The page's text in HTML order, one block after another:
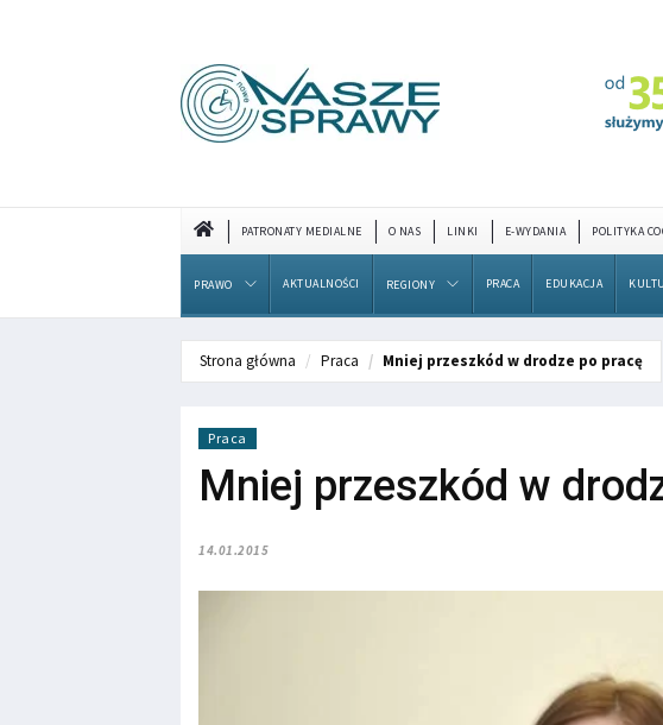
PATRONATY MEDIALNE O NAS LINKI E-WYDANIA POLITYKA
PRAWO AKTUALNOŚCI REGIONY PRACA EDUKACJA
Strona główna Praca Mniej przeszkód w drodze po pracę
Praca
Mniej przeszkód w
14.01.2015